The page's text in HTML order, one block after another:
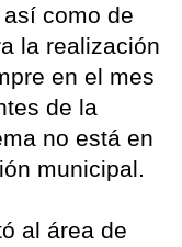
como de
la realización
en el mes
de la
no está en
municipal.
al área de